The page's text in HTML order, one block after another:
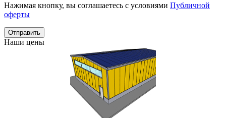
Нажимая кнопку, вы соглашаетесь с условиями Публичной
оферты
Отправить
Наши цены